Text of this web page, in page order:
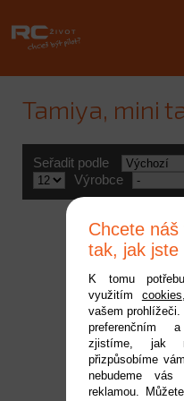
Tamiya, mini
Seřadit podle
Výrobce
Chcete
tak, jak jste
K tomu
využitím cookies
vašem
preferenčním
zjistíme, jak
přizpůsobíme
nebudeme vás
reklamou.